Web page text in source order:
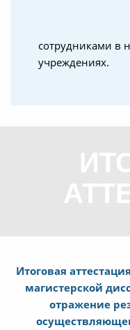
сотрудниками в
учреждениях.
Итоговая
магистерской
отражение